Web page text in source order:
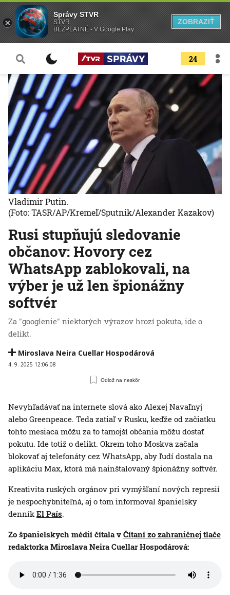
24
Rusi stupňujú sledovanie
občanov: Hovory cez
WhatsApp zablokovali, na
výber je už len špionážny
softvér
Za "googlenie" niektorých výrazov hrozí pokuta, ide o
delikt.
Miroslava Neira Cuellar Hospodárová
4. 9. 2025 12:06:08
Odlož na neskôr
Vladimir Putin.
(Foto: TASR/AP/Kremeľ/Sputnik/Alexander Kazakov)
Nevyhľadávať na internete slová ako Alexej Navaľnyj
alebo Greenpeace. Teda zatiaľ v Rusku, keďže od začiatku
tohto mesiaca môžu za to tamojší občania môžu dostať
pokutu. Ide totiž o delikt. Okrem toho Moskva začala
blokovať aj telefonáty cez WhatsApp, aby ľudí dostala na
aplikáciu Max, ktorá má nainštalovaný špionážny softvér.
Kreativita ruských orgánov pri vymýšľaní nových represií
je nespochybniteľná, aj o tom informoval španielsky
denníkEl País.
Zo španielskych médií čítala v Čítaní zo zahraničnej tlače
redaktorka Miroslava Neira Cuellar Hospodárová:
Správy STVR
STVR
BEZPLATNÉ - V Google Play
ZOBRAZIŤ